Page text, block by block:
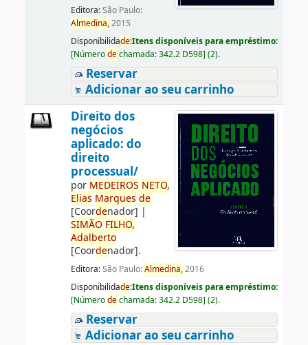
Editora:São Paulo:
Almedina,2015
Disponibilidade:Itens disponíveis para empréstimo:
[Númerodechamada:342.2 D598] (2).
Reservar
Adicionar ao seu carrinho
Direito dos
negócios
aplicado: do
direito
processual/
por MEDEIROS NETO,
Elias Marques de
[Coordenador] |
SIMÃO FILHO,
Adalberto
[Coordenador].
Editora:São Paulo:Almedina,2016
Disponibilidade:Itens disponíveis para empréstimo:
[Númerodechamada:342.2 D598] (2).
Reservar
Adicionar ao seu carrinho